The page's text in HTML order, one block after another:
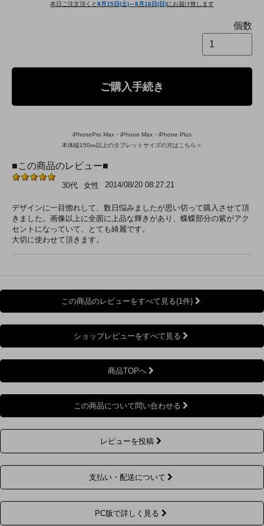
本日ご注文頂くと8月15日(土)～8月16日(日)にお届け致します
個数
ご購入手続き
iPhonePro Max・iPhone Max・iPhone Plus
本体縦150㎜以上のタブレットサイズの方はこちら＞
■この商品のレビュー■
30代 女性 2014/08/20 08:27:21
デザインに一目惚れして、数日悩みましたが思い切って購入させて頂
きました。画像以上に全面に上品な輝きがあり、蝶蝶部分の紫がアク
セントになっていて、とても綺麗です。
大切に使わせて頂きます。
この商品のレビューをすべて見る(1件)
ショップレビューをすべて見る
商品TOPへ
この商品について問い合わせる
レビューを投稿
支払い・配送について
PC版で詳しく見る